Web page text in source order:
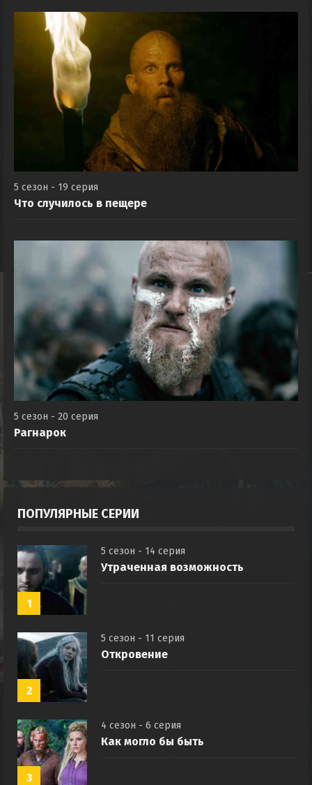
5 сезон - 19 серия
Что случилось в пещере
5 сезон - 20 серия
Рагнарок
ПОПУЛЯРНЫЕ СЕРИИ
1
5 сезон - 14 серия
Утраченная возможность
2
5 сезон - 11 серия
Откровение
3
4 сезон - 6 серия
Как могло бы быть